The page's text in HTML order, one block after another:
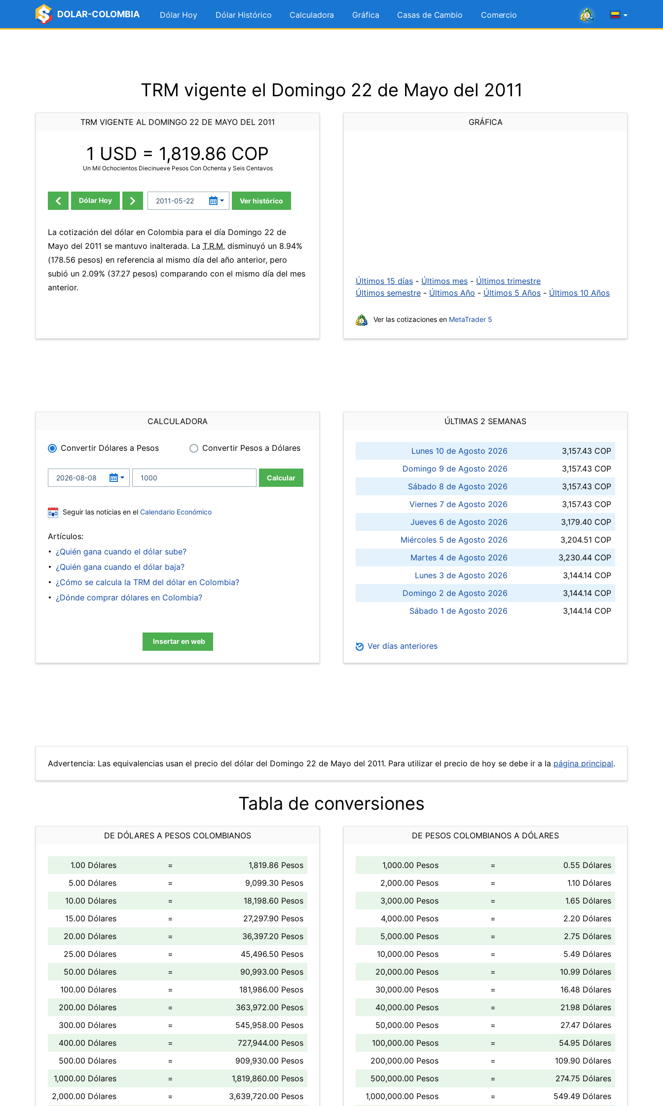
DOLAR-COLOMBIA Dólar Hoy Dólar Histórico Calculadora Gráfica Casas de Cambio Comercio
TRM vigente el Domingo 22 de Mayo del 2011
TRM VIGENTE AL DOMINGO 22 DE MAYO DEL 2011
1 USD = 1,819.86 COP
Un Mil Ochocientos Diecinueve Pesos Con Ochenta y Seis Centavos
Dólar Hoy Ver histórico
La cotización del dólar en Colombia para el día Domingo 22 de
Mayo del 2011 se mantuvo inalterada. La T.R.M. disminuyó un 8.94%
(178.56 pesos) en referencia al mismo día del año anterior, pero
subió un 2.09% (37.27 pesos) comparando con el mismo día del mes
anterior.
GRÁFICA
Últimos 15 días - Últimos mes - Últimos trimestre
Últimos semestre - Últimos Año - Últimos 5 Años - Últimos 10 Años
Ver las cotizaciones en MetaTrader 5
CALCULADORA
Convertir Dólares a Pesos Convertir Pesos a Dólares
Calcular
Seguir las noticias en el Calendario Económico
Artículos:
¿Quién gana cuando el dólar sube?
¿Quién gana cuando el dólar baja?
¿Cómo se calcula la TRM del dólar en Colombia?
¿Dónde comprar dólares en Colombia?
Insertar en web
ÚLTIMAS 2 SEMANAS
Lunes 10 de Agosto 2026
3,157.43 COP
Domingo 9 de Agosto 2026
3,157.43 COP
Sábado 8 de Agosto 2026
3,157.43 COP
Viernes 7 de Agosto 2026
3,157.43 COP
Jueves 6 de Agosto 2026
3,179.40 COP
Miércoles 5 de Agosto 2026
3,204.51 COP
Martes 4 de Agosto 2026
3,230.44 COP
Lunes 3 de Agosto 2026
3,144.14 COP
Domingo 2 de Agosto 2026
3,144.14 COP
Sábado 1 de Agosto 2026
3,144.14 COP
Ver días anteriores
Advertencia: Las equivalencias usan el precio del dólar del Domingo 22 de Mayo del 2011. Para utilizar el precio de hoy se debe ir a la página principal.
Tabla de conversiones
DE DÓLARES A PESOS COLOMBIANOS
1.00 Dólares =
1,819.86 Pesos
5.00 Dólares
=
9,099.30 Pesos
10.00 Dólares
=
18,198.60 Pesos
15.00 Dólares
=
27,297.90 Pesos
20.00 Dólares
=
36,397.20 Pesos
25.00 Dólares
=
45,496.50 Pesos
50.00 Dólares
=
90,993.00 Pesos
100.00 Dólares
=
181,986.00 Pesos
200.00 Dólares
=
363,972.00 Pesos
300.00 Dólares
=
545,958.00 Pesos
400.00 Dólares
=
727,944.00 Pesos
500.00 Dólares
=
909,930.00 Pesos
1,000.00 Dólares
=
1,819,860.00 Pesos
2,000.00 Dólares
= 3,639,720.00 Pesos
DE PESOS COLOMBIANOS A DÓLARES
1,000.00 Pesos =
0.55 Dólares
2,000.00 Pesos
=
1.10 Dólares
3,000.00 Pesos
=
1.65 Dólares
4,000.00 Pesos
=
2.20 Dólares
5,000.00 Pesos
=
2.75 Dólares
10,000.00 Pesos
=
5.49 Dólares
20,000.00 Pesos
=
10.99 Dólares
30,000.00 Pesos
=
16.48 Dólares
40,000.00 Pesos
=
21.98 Dólares
50,000.00 Pesos
=
27.47 Dólares
100,000.00 Pesos
=
54.95 Dólares
200,000.00 Pesos
=
109.90 Dólares
500,000.00 Pesos
=
274.75 Dólares
1,000,000.00 Pesos
= 549.49 Dólares